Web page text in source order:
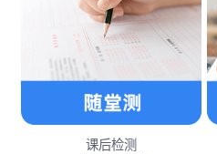
课后检测